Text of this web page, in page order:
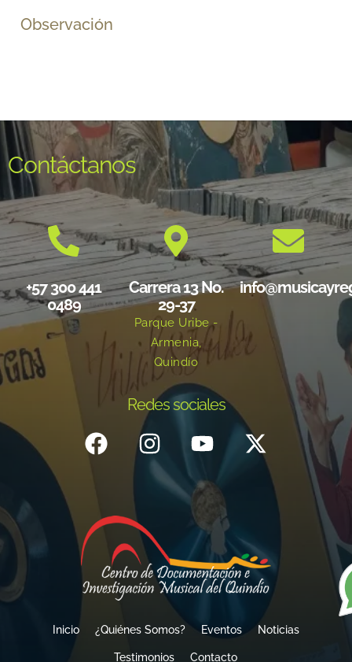
Observación
Contáctanos
+57 300 441
0489
Carrera 13 No.
29-37
Parque Uribe -
Armenia,
Quindío
Redes sociales
Inicio ¿Quiénes Somos? Eventos Noticias
Testimonios Contacto